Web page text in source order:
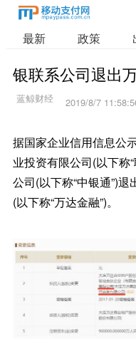
最新 政策
银联系公司退出
2019/8/7
据国家企业信用信息公
业投资有限公司(以下称
公司(以下称“中银通”)
(以下称“万达金融”)。